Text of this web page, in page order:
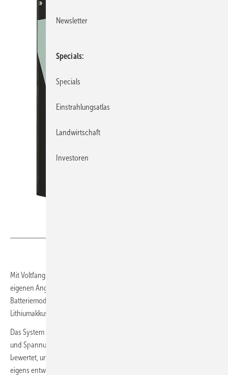
Mit Voltfang Industrial stellt das gleichnamige ­Unternehmen nach
eigenen Angaben ein kommerzialisiertes Speichersystem auf
Batteriemodul­ebene vor, bei dem ausschließlich gebrauchte
Lithiumakkus aus E-Autos eingesetzt werden.
Das System nimmt Batteriemodule unterschiedlicher Typen, Größen
und Spannungen auf, die Voltfang mittels eigenem Testprozess
bewertet, um etwa die verbleibende Lebensdauer zu bestimmen. Ein
eigens entwickeltes Master-BMS kann das jeweilige Modul-BMS
Newsletter
Specials
Specials
Einstrahlungsatlas
Landwirtschaft
Investoren